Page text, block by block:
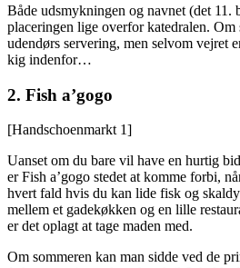
Både udsmykningen og navnet (det 11.
placeringen lige overfor katedralen. Om
udendørs servering, men selvom vejret
kig indenfor…
2. Fish a’gogo
[Handschoenmarkt 1]
Uanset om du bare vil have en hurtig
er Fish a’gogo stedet at komme forbi,
hvert fald hvis du kan lide fisk og
mellem et gadekøkken og en lille
er det oplagt at tage maden med.
Om sommeren kan man sidde ved de